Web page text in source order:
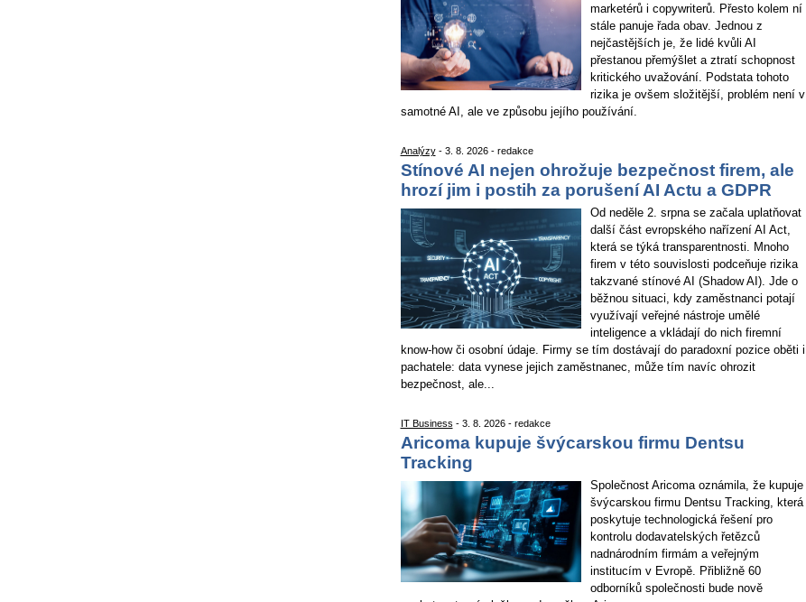
marketérů i copywriterů. Přesto kolem ní
stále panuje řada obav. Jednou z
nejčastějších je, že lidé kvůli AI
přestanou přemýšlet a ztratí schopnost
kritického uvažování. Podstata tohoto
rizika je ovšem složitější, problém není v
samotné AI, ale ve způsobu jejího používání.
Analýzy- 3. 8. 2026 - redakce
Stínové AI nejen ohrožuje bezpečnost firem, ale
hrozí jim i postih za porušení AI Actu a GDPR
Od neděle 2. srpna se začala uplatňovat
další část evropského nařízení AI Act,
která se týká transparentnosti. Mnoho
firem v této souvislosti podceňuje rizika
takzvané stínové AI (Shadow AI). Jde o
běžnou situaci, kdy zaměstnanci potají
využívají veřejné nástroje umělé
inteligence a vkládají do nich firemní
know-how či osobní údaje. Firmy se tím dostávají do paradoxní pozice oběti i
pachatele: data vynese jejich zaměstnanec, může tím navíc ohrozit
bezpečnost, ale...
IT Business - 3. 8. 2026 - redakce
Aricoma kupuje švýcarskou firmu Dentsu
Tracking
Společnost Aricoma oznámila, že kupuje
švýcarskou firmu Dentsu Tracking, která
poskytuje technologická řešení pro
kontrolu dodavatelských řetězců
nadnárodním firmám a veřejným
institucím v Evropě. Přibližně 60
odborníků společnosti bude nově